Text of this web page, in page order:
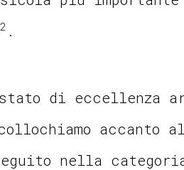
2 .
di eccellenza
accanto al
nella